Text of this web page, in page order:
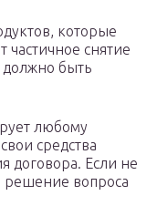
которые
снятие
должно быть
любому
средства
договора. Если не
решение вопроса